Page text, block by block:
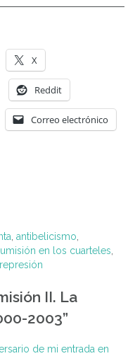
X
Reddit
Correo electrónico
, antibelicismo,
en los cuarteles,
represión
II. La
2003”
de mi entrada en